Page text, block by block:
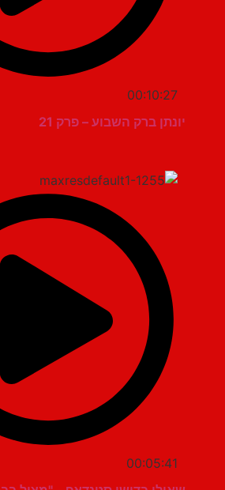
00:10:27
יונתן ברק השבוע – פרק 21
00:05:41